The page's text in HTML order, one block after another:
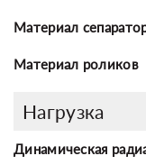
Материал
Материал роликов
Нагрузка
Динамическая